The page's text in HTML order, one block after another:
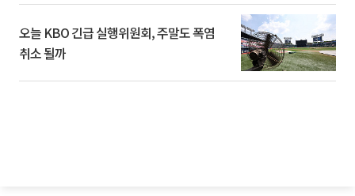
오늘 KBO 긴급 실행위원회, 주말도 폭염
취소 될까